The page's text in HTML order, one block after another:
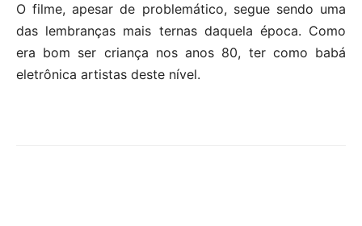
O filme, apesar de problemático, segue sendo uma
das lembranças mais ternas daquela época. Como
era bom ser criança nos anos 80, ter como babá
eletrônica artistas deste nível.